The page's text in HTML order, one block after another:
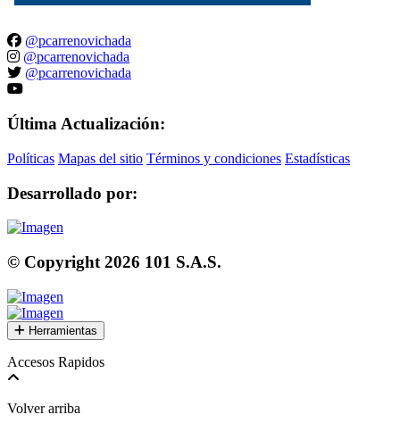
@pcarrenovichada
@pcarrenovichada
@pcarrenovichada
Última Actualización:
Políticas Mapas del sitio Términos y condiciones Estadísticas
Desarrollado por:
© Copyright 2026 101 S.A.S.
Herramientas
Accesos Rapidos
Volver arriba